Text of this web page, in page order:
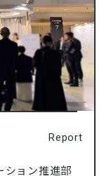
Report
ション推進部